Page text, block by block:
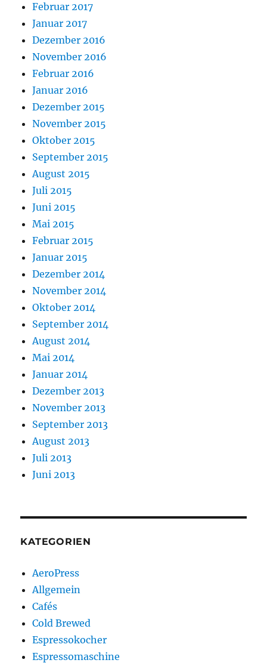
Februar 2017
Januar 2017
Dezember 2016
November 2016
Februar 2016
Januar 2016
Dezember 2015
November 2015
Oktober 2015
September 2015
August 2015
Juli 2015
Juni 2015
Mai 2015
Februar 2015
Januar 2015
Dezember 2014
November 2014
Oktober 2014
September 2014
August 2014
Mai 2014
Januar 2014
Dezember 2013
November 2013
September 2013
August 2013
Juli 2013
Juni 2013
KATEGORIEN
AeroPress
Allgemein
Cafés
Cold Brewed
Espressokocher
Espressomaschine